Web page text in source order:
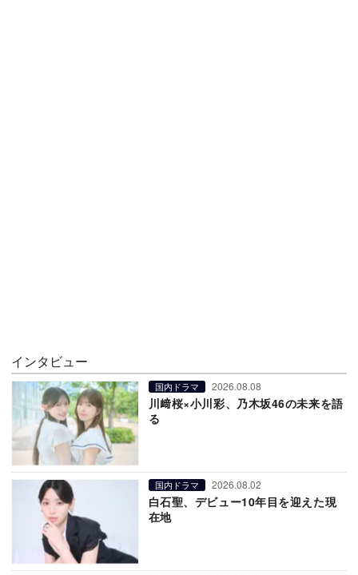
インタビュー
国内ドラマ 2026.08.08
川﨑桜×小川彩、乃木坂46の未来を語
る
国内ドラマ 2026.08.02
白石聖、デビュー10年目を迎えた現
在地